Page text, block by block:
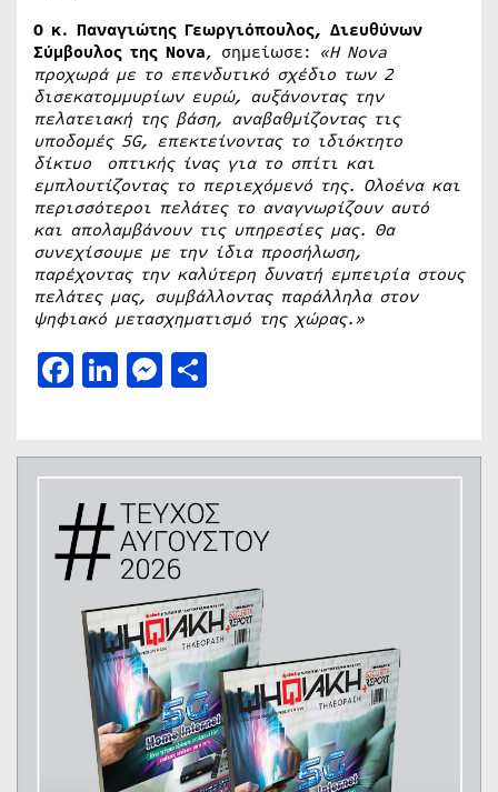
Ο κ. Παναγιώτης Γεωργιόπουλος, Διευθύνων
Σύμβουλος της Nova, σημείωσε: «Η Nova
προχωρά με το επενδυτικό σχέδιο των 2
δισεκατομμυρίων ευρώ, αυξάνοντας την
πελατειακή της βάση, αναβαθμίζοντας τις
υποδομές 5G, επεκτείνοντας το ιδιόκτητο
δίκτυο οπτικής ίνας για το σπίτι και
εμπλουτίζοντας το περιεχόμενό της. Ολοένα και
περισσότεροι πελάτες το αναγνωρίζουν αυτό
και απολαμβάνουν τις υπηρεσίες μας. Θα
συνεχίσουμε με την ίδια προσήλωση,
παρέχοντας την καλύτερη δυνατή εμπειρία στους
πελάτες μας, συμβάλλοντας παράλληλα στον
ψηφιακό μετασχηματισμό της χώρας.»
Facebook
LinkedIn
Messenger